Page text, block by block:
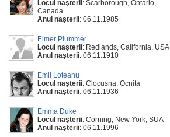
Locul naşterii: Scarborough, Ontario,
Canada
Anul naşterii: 06.11.1985
Elmer Plummer
Locul naşterii: Redlands, California, USA
Anul naşterii: 06.11.1910
Emil Loteanu
Locul naşterii: Clocusna, Ocnita
Anul naşterii: 06.11.1936
Emma Duke
Locul naşterii: Corning, New York, SUA
Anul naşterii: 06.11.1996